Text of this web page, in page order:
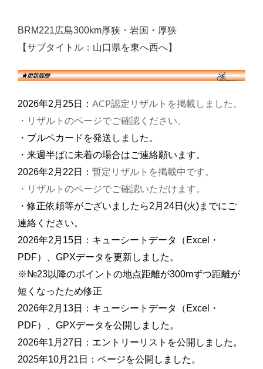
BRM221広島300km厚狭・岩国・厚狭
【サブタイトル：山口県を東へ西へ】
2026年2月25日： ACP認定リザルトを掲載しました。
・リザルトのページでご確認ください。
・ブルベカードを発送しました。
・来週半ばに未着の場合はご連絡願います。
2026年2月22日： 暫定リザルトを掲載中です。
・リザルトのページでご確認いただけます。
・修正依頼等がございましたら2月24日(火)までにご
連絡ください。
2026年2月15日：キューシートデータ（Excel・
PDF）、GPXデータを更新しました。
※№23以降のポイントの地点距離が300mずつ距離が
短くなったため修正
2026年2月13日：キューシートデータ（Excel・
PDF）、GPXデータを公開しました。
2026年1月27日：エントリーリストを公開しました。
2025年10月21日：ページを公開しました。